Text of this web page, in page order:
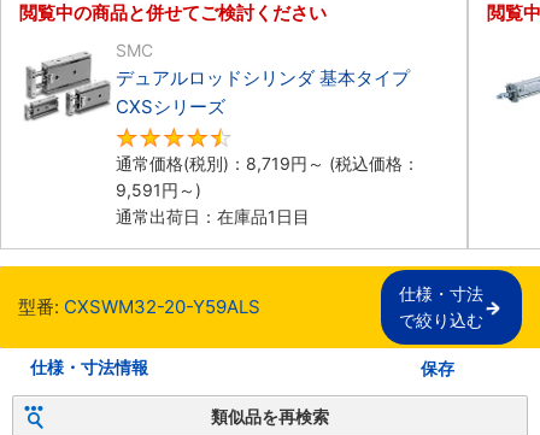
閲覧中の商品と併せてご検討ください
SMC
デュアルロッドシリンダ 基本タイプ
CXSシリーズ
通常価格(税別)： 8,719円 ～ (税込価格：
9,591円 ～)
通常出荷日：在庫品1日目
閲覧
型番: CXSWM32-20-Y59ALS
仕様・寸法
で絞り込む
仕様・寸法情報 保存
類似品を再検索